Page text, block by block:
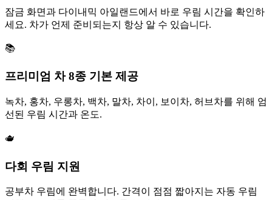
잠금 화면과 다이내믹 아일랜드에서 바로 우림 시간을 확인하
세요. 차가 언제 준비되는지 항상 알 수 있습니다.
📚
프리미엄 차 8종 기본 제공
녹차, 홍차, 우롱차, 백차, 말차, 차이, 보이차, 허브차를 위해 엄
선된 우림 시간과 온도.
🫖
다회 우림 지원
공부차 우림에 완벽합니다. 간격이 점점 짧아지는 자동 우림